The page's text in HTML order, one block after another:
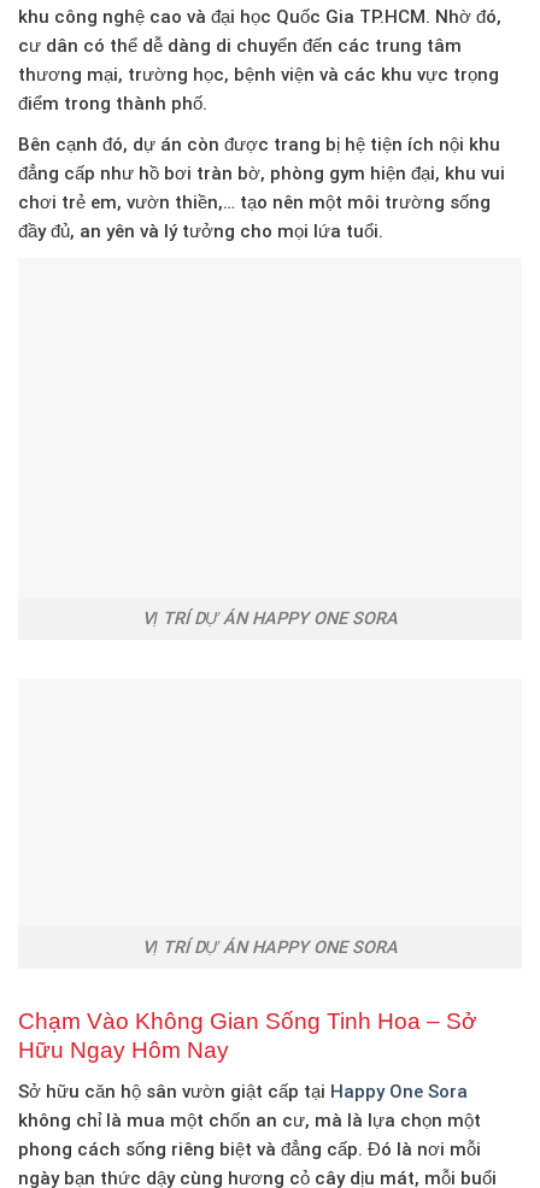
khu công nghệ cao và đại học Quốc Gia TP.HCM. Nhờ đó,
cư dân có thể dễ dàng di chuyển đến các trung tâm
thương mại, trường học, bệnh viện và các khu vực trọng
điểm trong thành phố.
Bên cạnh đó, dự án còn được trang bị hệ tiện ích nội khu
đẳng cấp như hồ bơi tràn bờ, phòng gym hiện đại, khu vui
chơi trẻ em, vườn thiền,… tạo nên một môi trường sống
đầy đủ, an yên và lý tưởng cho mọi lứa tuổi.
VỊ TRÍ DỰ ÁN HAPPY ONE SORA
VỊ TRÍ DỰ ÁN HAPPY ONE SORA
Chạm Vào Không Gian Sống Tinh Hoa – Sở
Hữu Ngay Hôm Nay
Sở hữu căn hộ sân vườn giật cấp tại Happy One Sora
không chỉ là mua một chốn an cư, mà là lựa chọn một
phong cách sống riêng biệt và đẳng cấp. Đó là nơi mỗi
ngày bạn thức dậy cùng hương cỏ cây dịu mát, mỗi buổi